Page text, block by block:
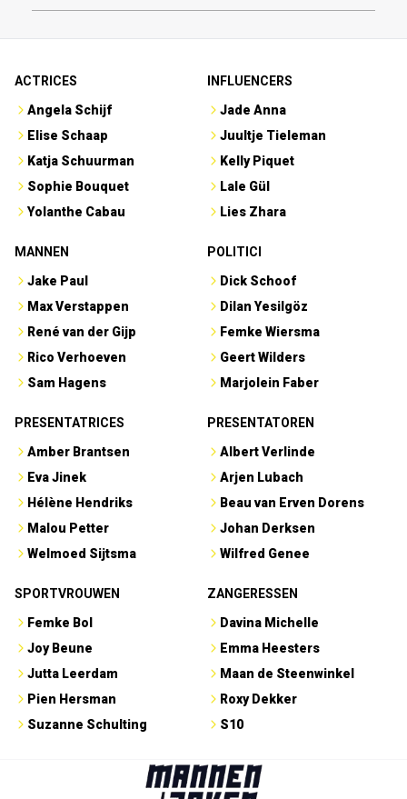
ACTRICES
Angela Schijf
Elise Schaap
Katja Schuurman
Sophie Bouquet
Yolanthe Cabau
INFLUENCERS
Jade Anna
Juultje Tieleman
Kelly Piquet
Lale Gül
Lies Zhara
MANNEN
Jake Paul
Max Verstappen
René van der Gijp
Rico Verhoeven
Sam Hagens
POLITICI
Dick Schoof
Dilan Yesilgöz
Femke Wiersma
Geert Wilders
Marjolein Faber
PRESENTATRICES
Amber Brantsen
Eva Jinek
Hélène Hendriks
Malou Petter
Welmoed Sijtsma
PRESENTATOREN
Albert Verlinde
Arjen Lubach
Beau van Erven Dorens
Johan Derksen
Wilfred Genee
SPORTVROUWEN
Femke Bol
Joy Beune
Jutta Leerdam
Pien Hersman
Suzanne Schulting
ZANGERESSEN
Davina Michelle
Emma Heesters
Maan de Steenwinkel
Roxy Dekker
S10